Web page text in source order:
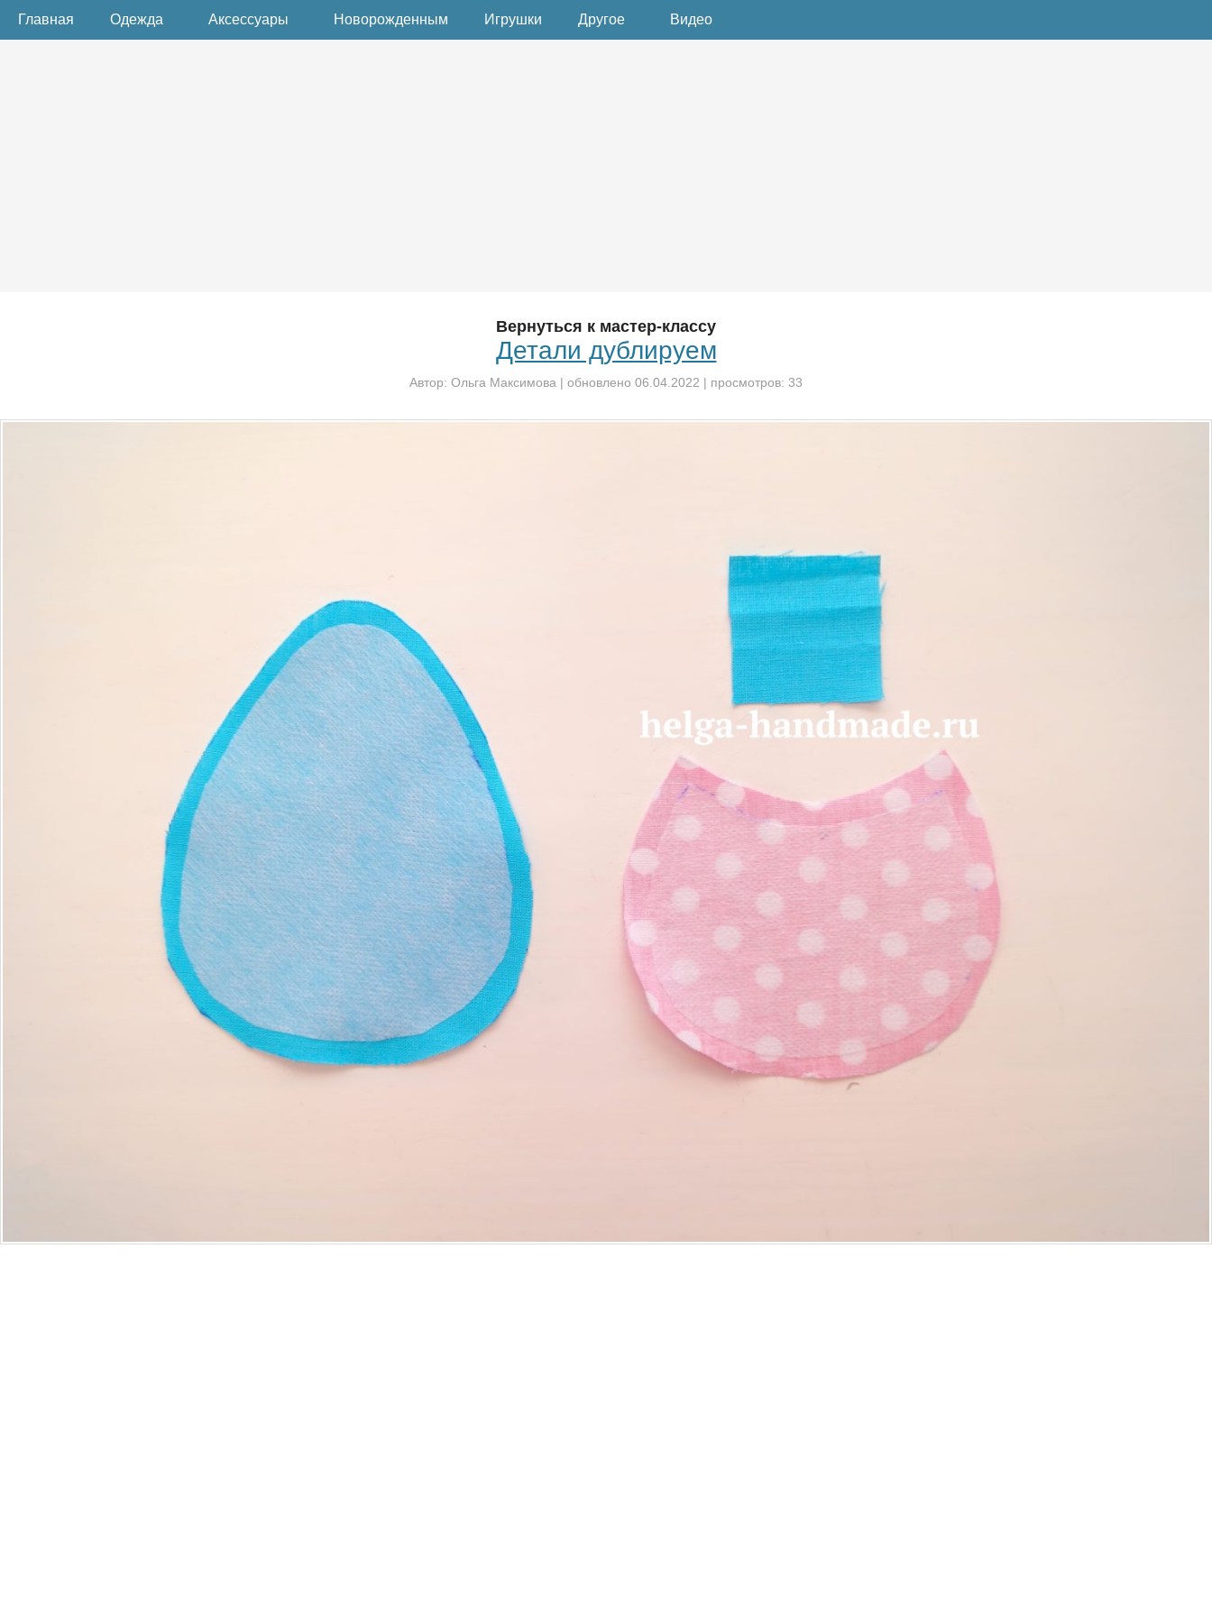
Главная Одежда Аксессуары Новорожденным Игрушки Другое Видео
Вернуться к мастер-классу
Детали дублируем
Автор: Ольга Максимова | обновлено 06.04.2022 | просмотров: 33